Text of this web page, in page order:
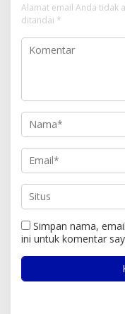
Alamat email Anda tidak
ditandai *
Simpan nama,
ini untuk komentar